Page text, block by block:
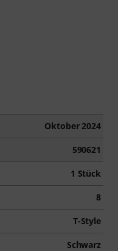
Oktober 2024
590621
1 Stück
8
T-Style
Schwarz